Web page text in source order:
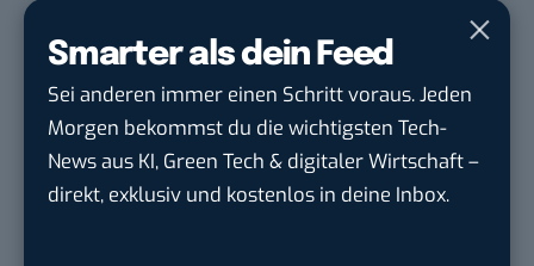
Smarter als dein Feed
Sei anderen immer einen Schritt voraus. Jeden
Morgen bekommst du die wichtigsten Tech-
News aus KI, Green Tech & digitaler Wirtschaft –
direkt, exklusiv und kostenlos in deine Inbox.
Anforderungs- und Projektmanager
touristische...
trendtours Holding GmbH in Eschborn
Performance Marketing Manager